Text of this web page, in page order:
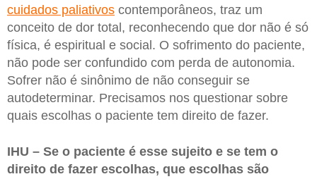
cuidados paliativos contemporâneos, traz um
conceito de dor total, reconhecendo que dor não é só
física, é espiritual e social. O sofrimento do paciente,
não pode ser confundido com perda de autonomia.
Sofrer não é sinônimo de não conseguir se
autodeterminar. Precisamos nos questionar sobre
quais escolhas o paciente tem direito de fazer.
IHU – Se o paciente é esse sujeito e se tem o
direito de fazer escolhas, que escolhas são